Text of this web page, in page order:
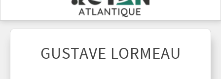
GUSTAVE LORMEAU